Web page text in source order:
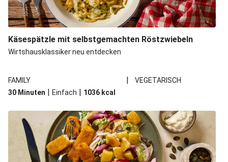
Käsespätzle mit selbstgemachten Röstzwiebeln
Wirtshausklassiker neu entdecken
FAMILY |
VEGETARISCH
30 Minuten | Einfach | 1036 kcal